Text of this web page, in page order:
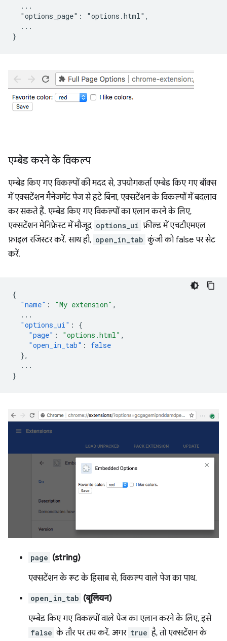
  ...
  "options_page": "options.html",
  ...
एम्बेड करने के विकल्प
एम्बेड किए गए विकल्पों की मदद से, उपयोगकर्ता एम्बेड किए गए बॉक्स
में एक्सटेंशन मैनेजमेंट पेज से हटे बिना, एक्सटेंशन के विकल्पों में बदलाव
कर सकते हैं. एम्बेड किए गए विकल्पों का एलान करने के लिए,
एक्सटेंशन मेनिफ़ेस्ट में मौजूद options_ui फ़ील्ड में एचटीएमएल
फ़ाइल रजिस्टर करें. साथ ही, open_in_tab कुंजी को false पर सेट
करें.
{
"name" : "My extension" ,
...
"options_ui" :
{
"page" : "options.html" ,
"open_in_tab" :
false
},
...
}
page (string)
एक्सटेंशन के रूट के हिसाब से, विकल्प वाले पेज का पाथ.
open_in_tab (बूलियन)
एम्बेड किए गए विकल्पों वाले पेज का एलान करने के लिए, इसे
false के तौर पर तय करें. अगर true है, तो एक्सटेंशन के